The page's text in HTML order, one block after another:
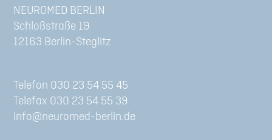
NEUROMED BERLIN
Schloßstraße 19
12163 Berlin-Steglitz
Telefon 030 23 54 55 45
Telefax 030 23 54 55 39
info@neuromed-berlin.de